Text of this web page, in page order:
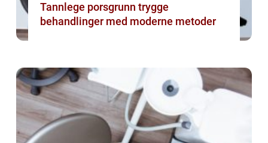
Tannlege porsgrunn trygge
behandlinger med moderne metoder